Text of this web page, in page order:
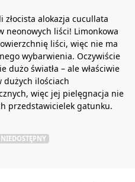
złocista alokazja cucullata
neonowych liści! Limonkowa
liści, więc nie ma
wybarwienia. Oczywiście
dużo światła – ale właściwie
dużych ilościach
więc jej pielęgnacja nie
przedstawicielek gatunku.
NIEDOSTĘPNY